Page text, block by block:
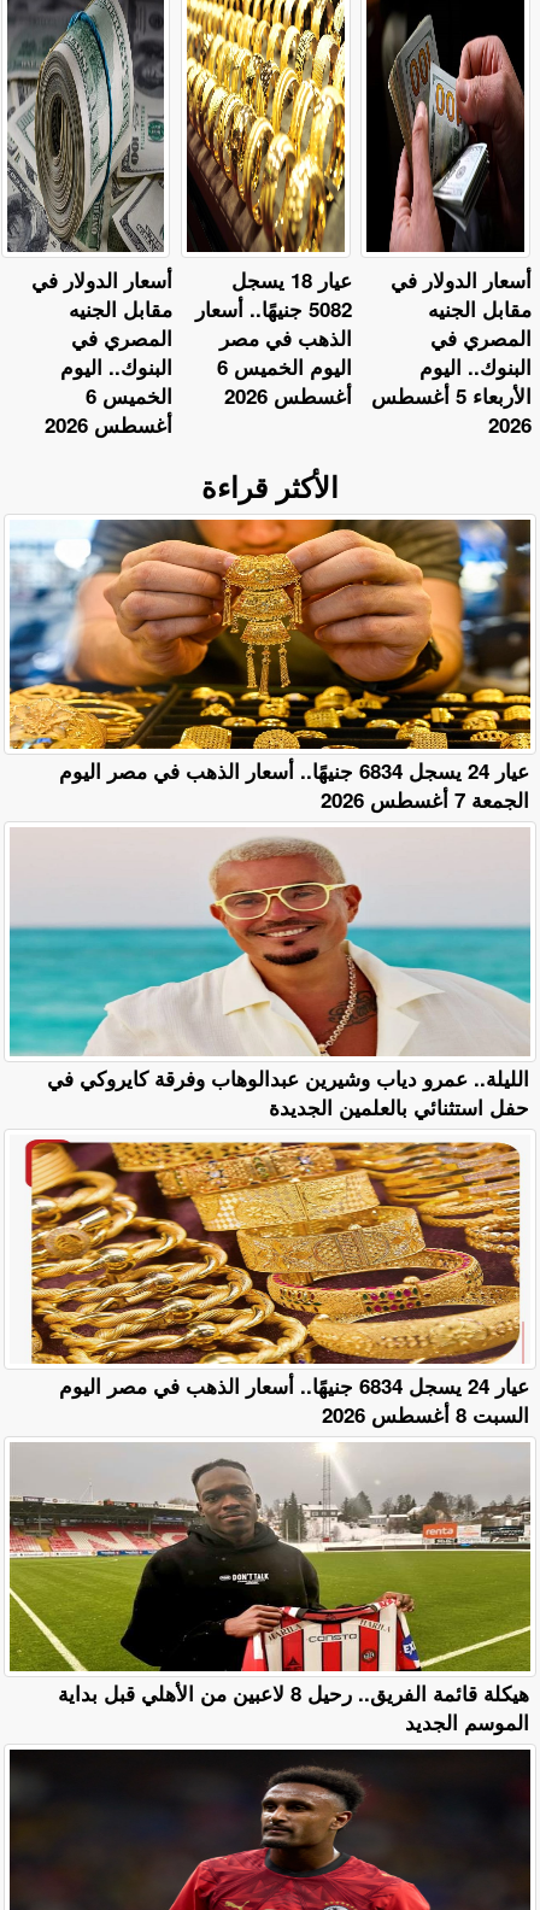
أسعار الدولار في
مقابل الجنيه
المصري في
البنوك.. اليوم
الخميس 6
أغسطس 2026
عيار 18 يسجل
5082 جنيهًا.. أسعار
الذهب في مصر
اليوم الخميس 6
أغسطس 2026
أسعار الدولار في
مقابل الجنيه
المصري في
البنوك.. اليوم
الأربعاء 5 أغسطس
2026
الأكثر قراءة
عيار 24 يسجل 6834 جنيهًا.. أسعار الذهب في مصر اليوم
الجمعة 7 أغسطس 2026
الليلة.. عمرو دياب وشيرين عبدالوهاب وفرقة كايروكي في
حفل استثنائي بالعلمين الجديدة
عيار 24 يسجل 6834 جنيهًا.. أسعار الذهب في مصر اليوم
السبت 8 أغسطس 2026
هيكلة قائمة الفريق.. رحيل 8 لاعبين من الأهلي قبل بداية
الموسم الجديد